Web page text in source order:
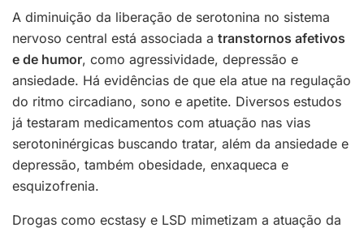
A diminuição da liberação de serotonina no sistema
nervoso central está associada a transtornos afetivos
e de humor, como agressividade, depressão e
ansiedade. Há evidências de que ela atue na regulação
do ritmo circadiano, sono e apetite. Diversos estudos
já testaram medicamentos com atuação nas vias
serotoninérgicas buscando tratar, além da ansiedade e
depressão, também obesidade, enxaqueca e
esquizofrenia.
Drogas como ecstasy e LSD mimetizam a atuação da